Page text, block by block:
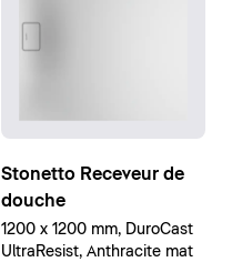
Stonetto Receveur de
douche
1200 x 1200 mm, DuroCast
UltraResist, Anthracite mat